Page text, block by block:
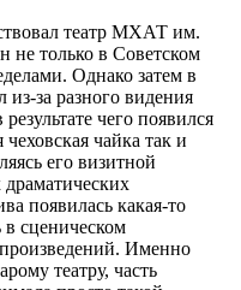
театр МХАТ им.
не только в Советском
Однако затем в
из-за разного видения
чего появился
чайка так и
его визитной
появилась какая-то
в сценическом
Именно
театру, часть